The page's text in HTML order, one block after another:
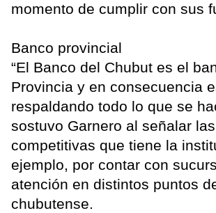
momento de cumplir con sus
Banco provincial
“El Banco del Chubut es el
Provincia y en consecuencia
respaldando todo lo que se
sostuvo Garnero al señalar
competitivas que tiene la
ejemplo, por contar con
atención en distintos puntos
chubutense.